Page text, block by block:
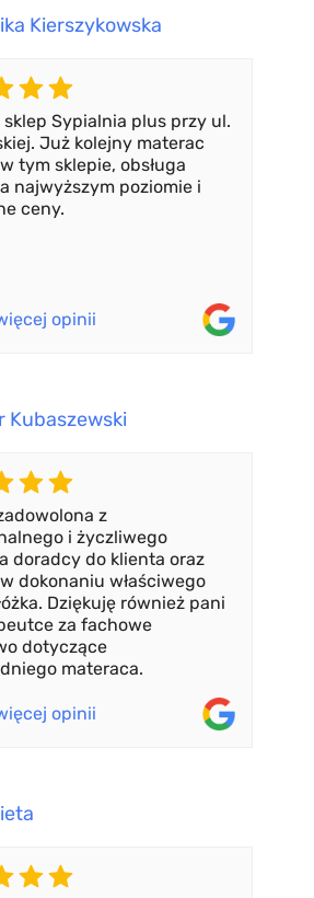
Kierszykowska
sklep Sypialnia plus przy ul.
Już kolejny materac
tym sklepie, obsługa
najwyższym poziomie i
ceny.
opinii
Kubaszewski
z
i życzliwego
doradcy do klienta oraz
dokonaniu właściwego
Dziękuję również pani
za fachowe
dotyczące
materaca.
opinii